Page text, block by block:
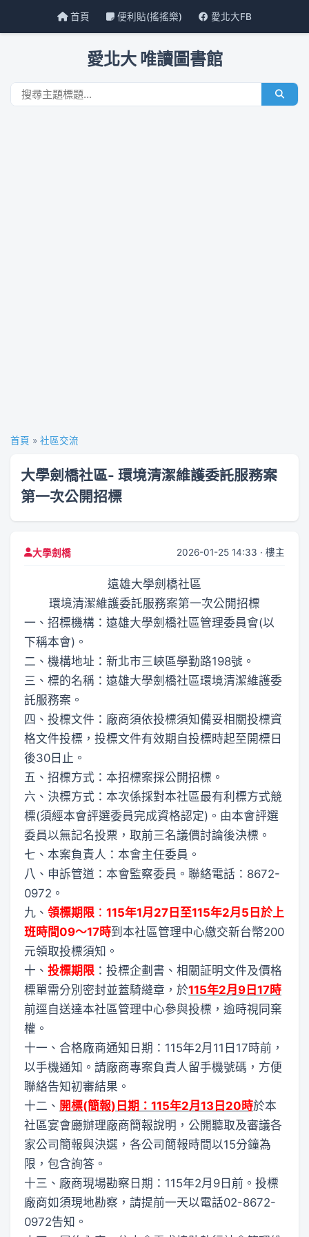
首頁 便利貼(搖搖樂) 愛北大FB
愛北大 唯讀圖書館
首頁 » 社區交流
大學劍橋社區- 環境清潔維護委託服務案
第一次公開招標
大學劍橋 2026-01-25 14:33 · 樓主
遠雄大學劍橋社區
環境清潔維護委託服務案第一次公開招標
一、招標機構：遠雄大學劍橋社區管理委員會(以
下稱本會)。
二、機構地址：新北市三峽區學勤路198號。
三、標的名稱：遠雄大學劍橋社區環境清潔維護委
託服務案。
四、投標文件：廠商須依投標須知備妥相關投標資
格文件投標，投標文件有效期自投標時起至開標日
後30日止。
五、招標方式：本招標案採公開招標。
六、決標方式：本次係採對本社區最有利標方式競
標(須經本會評選委員完成資格認定)。由本會評選
委員以無記名投票，取前三名議價討論後決標。
七、本案負責人：本會主任委員。
八、申訴管道：本會監察委員。聯絡電話：8672-
0972。
九、 領標期限 ： 115年1月27日至115年2月5日於上
班時間09～17時到本社區管理中心繳交新台幣200
元領取投標須知。
十、 投標期限 ：投標企劃書、相關証明文件及價格
標單需分別密封並蓋騎縫章，於115年2月9日17時
前逕自送達本社區管理中心參與投標，逾時視同棄
權。
十一、合格廠商通知日期：115年2月11日17時前，
以手機通知。請廠商專案負責人留手機號碼，方便
聯絡告知初審結果。
十二、 開標(簡報)日期：115年2月13日20時於本
社區宴會廳辦理廠商簡報說明，公開聽取及審議各
家公司簡報與決選，各公司簡報時間以15分鐘為
限，包含詢答。
十三、廠商現場勘察日期：115年2月9日前。投標
廠商如須現地勘察，請提前一天以電話02-8672-
0972告知。